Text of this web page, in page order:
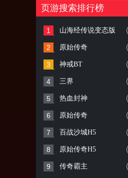
页游搜索排行榜
1 山海经传说变态版
2 原始传奇
3 神戒BT
4 三界
5 热血封神
6 原始传奇
7 百战沙城H5
8 原始传奇H5
9 传奇霸主